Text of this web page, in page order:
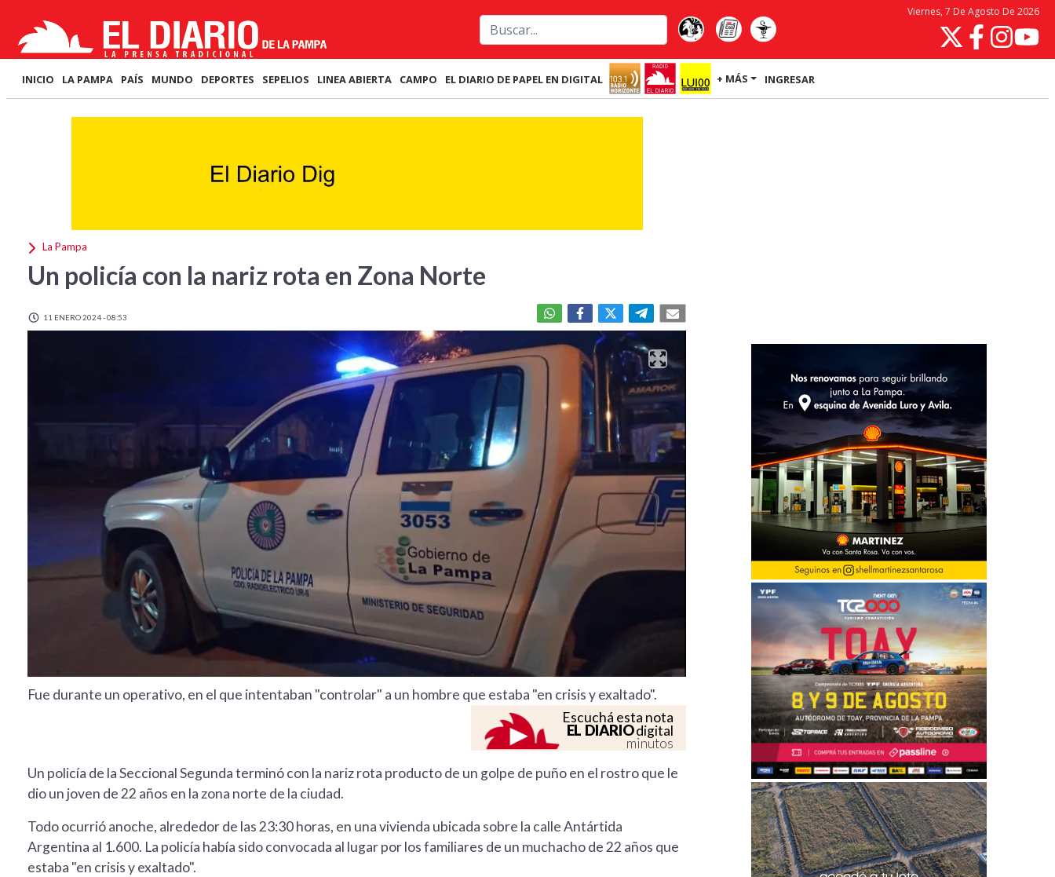
Viernes, 7 De Agosto De 2026
INICIO LA PAMPA PAÍS MUNDO DEPORTES SEPELIOS LINEA ABIERTA CAMPO EL DIARIO DE PAPEL EN DIGITAL + MÁS INGRESAR
La Pampa
Un policía con la nariz rota en Zona Norte
11 ENERO 2024 - 08:53
Fue durante un operativo, en el que intentaban "controlar" a un hombre que estaba "en crisis y exaltado".
Escuchá esta nota
EL DIARIOdigital
minutos
Un policía de la Seccional Segunda terminó con la nariz rota producto de un golpe de puño en el rostro que le
dio un joven de 22 años en la zona norte de la ciudad.
Todo ocurrió anoche, alrededor de las 23:30 horas, en una vivienda ubicada sobre la calle Antártida
Argentina al 1.600. La policía había sido convocada al lugar por los familiares de un muchacho de 22 años que
estaba "en crisis y exaltado".